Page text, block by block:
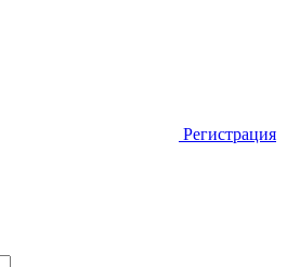
Регистрация